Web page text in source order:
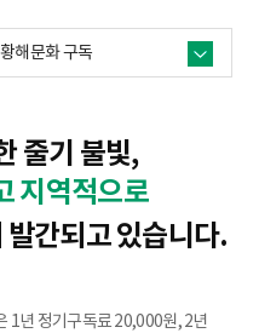
황해문화 구독
줄기 불빛,
지역적으로
발간되고 있습니다.
1년 정기구독료 20,000원, 2년